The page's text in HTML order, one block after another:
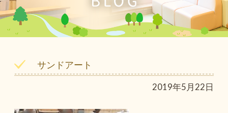
サンドアート
2019年5月22日